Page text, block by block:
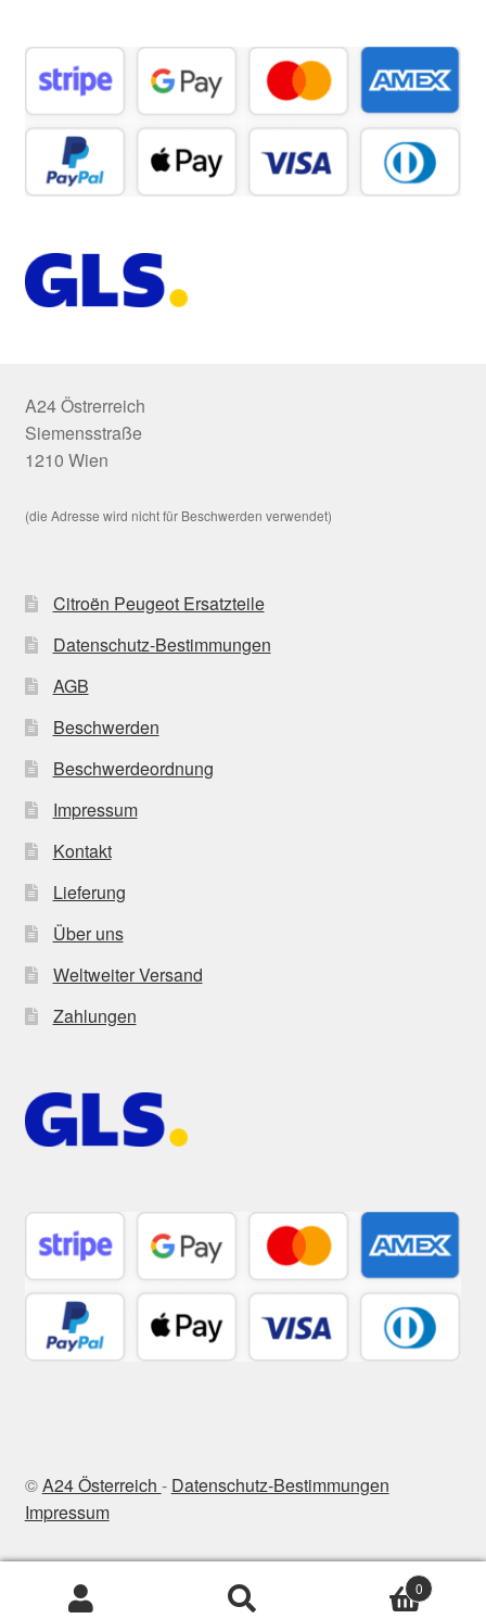
A24 Östrerreich
Siemensstraße
1210 Wien
(die Adresse wird nicht für Beschwerden verwendet)
Citroën Peugeot Ersatzteile
Datenschutz-Bestimmungen
AGB
Beschwerden
Beschwerdeordnung
Impressum
Kontakt
Lieferung
Über uns
Weltweiter Versand
Zahlungen
©A24 Österreich - Datenschutz-Bestimmungen
Impressum
Suchen
0